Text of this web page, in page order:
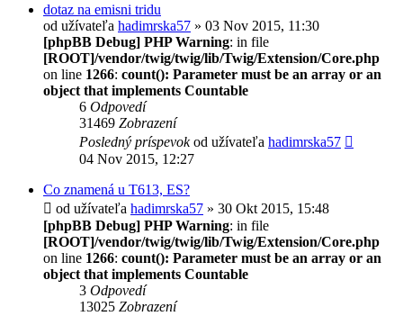
dotaz na emisni tridu
od užívateľa hadimrska57 » 03 Nov 2015, 11:30
[phpBB Debug] PHP Warning: in file
[ROOT]/vendor/twig/twig/lib/Twig/Extension/Core.php
on line 1266: count(): Parameter must be an array or an
object that implements Countable
6 Odpovedí
31469 Zobrazení
Posledný príspevokod užívateľa hadimrska57
04 Nov 2015, 12:27
Co znamená u T613, ES?
od užívateľa hadimrska57 » 30 Okt 2015, 15:48
[phpBB Debug] PHP Warning: in file
[ROOT]/vendor/twig/twig/lib/Twig/Extension/Core.php
on line 1266: count(): Parameter must be an array or an
object that implements Countable
3 Odpovedí
13025 Zobrazení